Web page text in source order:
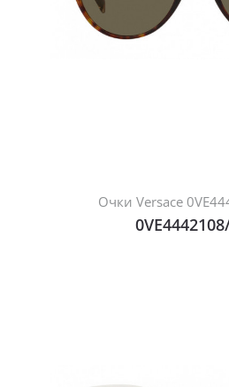
Очки Versace